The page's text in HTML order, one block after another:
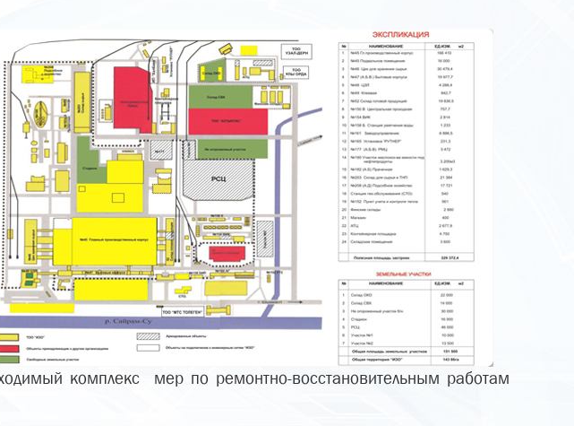
комплекс мер по ремонтно-восстановительным работам